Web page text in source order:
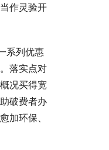
作灵验开
系列优惠
落实点对
况买得宽
破费者办
加环保、